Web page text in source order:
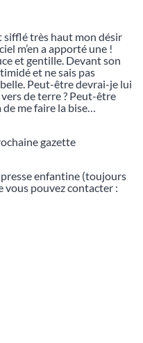
sifflé très haut mon désir
m’en a apporté une !
et gentille. Devant son
et ne sais pas
Peut-être devrai-je lui
de terre ? Peut-être
de me faire la bise…
gazette
presse enfantine (toujours
vous pouvez contacter :